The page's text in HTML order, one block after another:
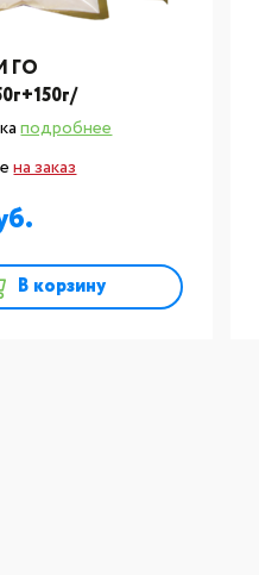
ГО
подробнее
на заказ
В корзину